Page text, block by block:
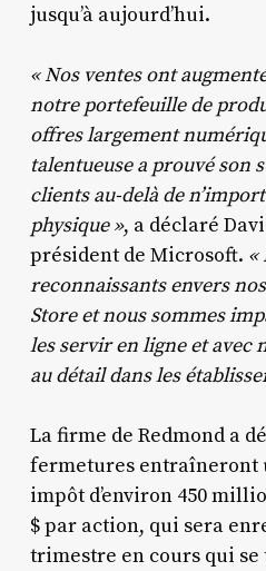
jusqu’à aujourd’hui.
« Nos ventes ont
notre portefeuille de
offres largement
talentueuse a prouvé son
clients au-delà de
physique », a déclaré
président de Microsoft. «
reconnaissants envers
Store et nous sommes
les servir en ligne et avec
au détail dans les
La firme de Redmond a
fermetures entraîneront
impôt d’environ 450
$ par action, qui sera
trimestre en cours qui